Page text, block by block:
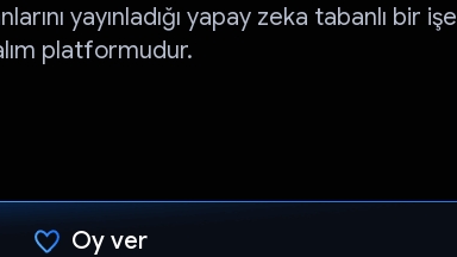
yayınladığı yapay zeka tabanlı bir işe
platformudur.
Oy ver